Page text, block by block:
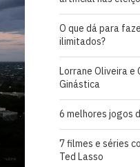
O que dá para
ilimitados?
Lorrane Oliveira e
Ginástica
6 melhores jogos
7 filmes e séries
Ted Lasso